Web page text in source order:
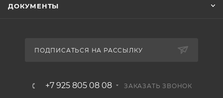
ДОКУМЕНТЫ
ПОДПИСАТЬСЯ НА РАССЫЛКУ
+7 925 805 08 08 ЗАКАЗАТЬ ЗВОНОК